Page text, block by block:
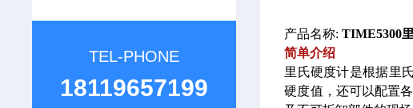
TEL-PHONE
18119657199
产品名称: TIME5300
简单介绍
里氏硬度计是根据里
硬度值，还可以配置